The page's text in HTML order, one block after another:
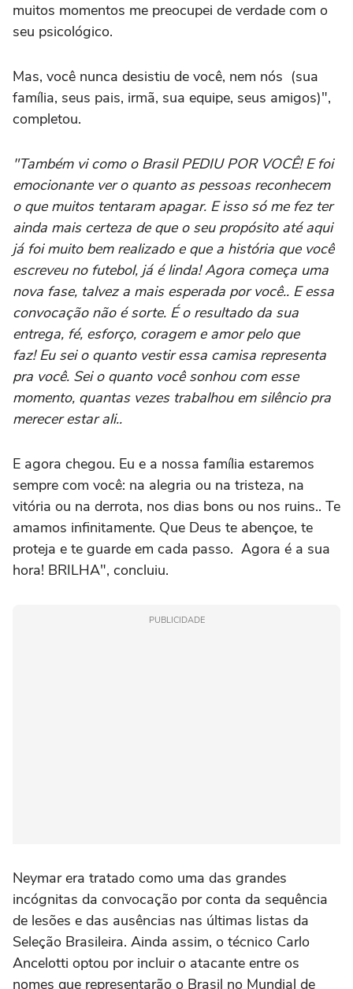
muitos momentos me preocupei de verdade com o
seu psicológico.
Mas, você nunca desistiu de você, nem nós (sua
família, seus pais, irmã, sua equipe, seus amigos)",
completou.
"Também vi como o Brasil PEDIU POR VOCÊ! E foi
emocionante ver o quanto as pessoas reconhecem
o que muitos tentaram apagar. E isso só me fez ter
ainda mais certeza de que o seu propósito até aqui
já foi muito bem realizado e que a história que você
escreveu no futebol, já é linda! Agora começa uma
nova fase, talvez a mais esperada por você.. E essa
convocação não é sorte. É o resultado da sua
entrega, fé, esforço, coragem e amor pelo que
faz! Eu sei o quanto vestir essa camisa representa
pra você. Sei o quanto você sonhou com esse
momento, quantas vezes trabalhou em silêncio pra
merecer estar ali..
E agora chegou. Eu e a nossa família estaremos
sempre com você: na alegria ou na tristeza, na
vitória ou na derrota, nos dias bons ou nos ruins.. Te
amamos infinitamente. Que Deus te abençoe, te
proteja e te guarde em cada passo. Agora é a sua
hora! BRILHA", concluiu.
PUBLICIDADE
Neymar era tratado como uma das grandes
incógnitas da convocação por conta da sequência
de lesões e das ausências nas últimas listas da
Seleção Brasileira. Ainda assim, o técnico Carlo
Ancelotti optou por incluir o atacante entre os
nomes que representarão o Brasil no Mundial de